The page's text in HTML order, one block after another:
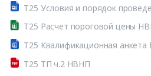
Т25 ТП ч.2 НВНП